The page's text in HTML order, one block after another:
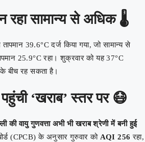
रहा सामान्य से अधिक 🌡️
39.6°C दर्ज किया गया, जो सामान्य से
25.9°C रहा। शुक्रवार को यह 37°C
बीच रह सकता है।
‘खराब’ स्तर पर 😷
की वायु गुणवत्ता अभी भी खराब श्रेणी में बनी हुई
(CPCB) के अनुसार गुरुवार को AQI 256 रहा,